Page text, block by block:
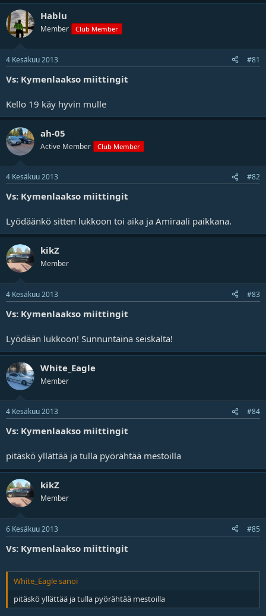
Hablu
Member Club Member
4 Kesäkuu 2013 #81
Vs: Kymenlaakso miittingit
Kello 19 käy hyvin mulle
ah-05
Active Member Club Member
4 Kesäkuu 2013 #82
Vs: Kymenlaakso miittingit
Lyödäänkö sitten lukkoon toi aika ja Amiraali paikkana.
kikZ
Member
4 Kesäkuu 2013 #83
Vs: Kymenlaakso miittingit
Lyödään lukkoon! Sunnuntaina seiskalta!
White_Eagle
Member
4 Kesäkuu 2013 #84
Vs: Kymenlaakso miittingit
pitäskö yllättää ja tulla pyörähtää mestoilla
kikZ
Member
6 Kesäkuu 2013 #85
Vs: Kymenlaakso miittingit
White_Eagle sanoi
pitäskö yllättää ja tulla pyörähtää mestoilla